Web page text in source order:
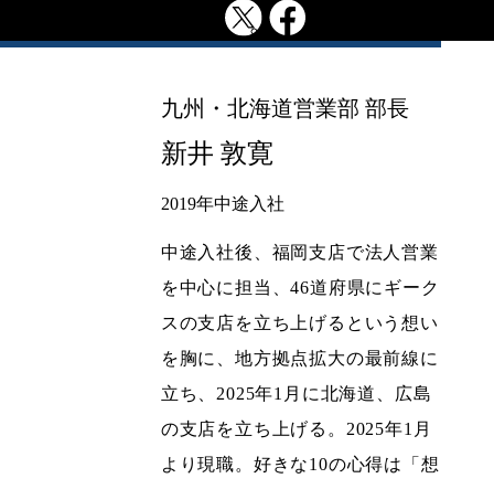
九州・北海道営業部 部長
新井 敦寛
2019年中途入社
中途入社後、福岡支店で法人営業
を中心に担当、46道府県にギーク
スの支店を立ち上げるという想い
を胸に、地方拠点拡大の最前線に
立ち、2025年1月に北海道、広島
の支店を立ち上げる。2025年1月
より現職。好きな10の心得は「想